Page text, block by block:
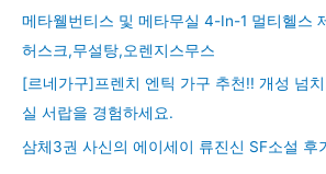
메타웰번티스 및 메타무실 4-In-1 멀티헬스
허스크,무설탕,오렌지스무스
[르네가구]프렌치 엔틱 가구 추천!! 개성 넘
실 서랍을 경험하세요.
삼체3권 사신의 에이세이 류진신 SF소설 후